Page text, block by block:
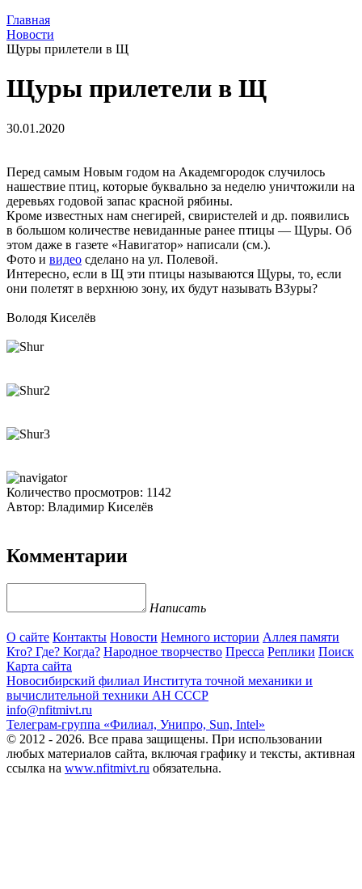
Главная
Новости
Щуры прилетели в Щ
Щуры прилетели в Щ
30.01.2020
Перед самым Новым годом на Академгородок случилось
нашествие птиц, которые буквально за неделю уничтожили на
деревьях годовой запас красной рябины.
Кроме известных нам снегирей, свиристелей и др. появились
в большом количестве невиданные ранее птицы — Щуры. Об
этом даже в газете «Навигатор» написали (см.).
Фото и видео сделано на ул. Полевой.
Интересно, если в Щ эти птицы называются Щуры, то, если
они полетят в верхнюю зону, их будут называть ВЗуры?
Володя Киселёв
Количество просмотров: 1142
Автор: Владимир Киселёв
Комментарии
Написать
О сайте Контакты Новости Немного истории Аллея памяти
Кто? Где? Когда? Народное творчество Пресса Реплики Поиск
Карта сайта
Новосибирский филиал Института точной механики и
вычислительной техники АН СССР
info@nfitmivt.ru
Телеграм-группа «Филиал, Унипро, Sun, Intel»
© 2012 - 2026. Все права защищены. При использовании
любых материалов сайта, включая графику и тексты, активная
ссылка на www.nfitmivt.ru обязательна.